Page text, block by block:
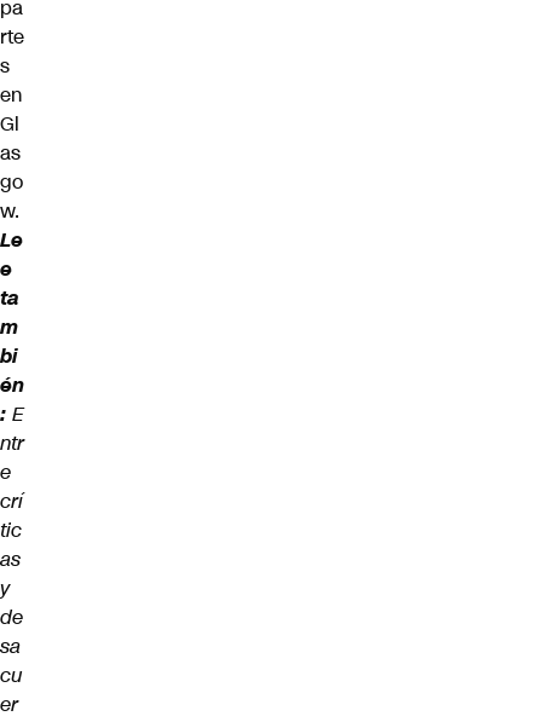
pa
rte
s
en
Gl
as
go
w.
Le
e
ta
m
bi
én
: E
ntr
e
crí
tic
as
y
de
sa
cu
er